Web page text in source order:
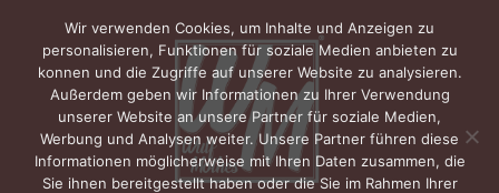
Wir verwenden Cookies, um Inhalte und Anzeigen zu
personalisieren, Funktionen für soziale Medien anbieten zu
konnen und die Zugriffe auf unserer Website zu analysieren.
Außerdem geben wir Informationen zu Ihrer Verwendung
unserer Website an unsere Partner für soziale Medien,
Werbung und Analysen weiter. Unsere Partner führen diese
Informationen möglicherweise mit Ihren Daten zusammen, die
Sie ihnen bereitgestellt haben oder die Sie im Rahmen Ihrer